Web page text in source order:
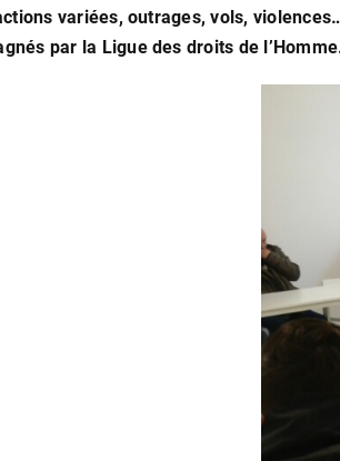
variées, outrages, vols,
par la Ligue des droits de